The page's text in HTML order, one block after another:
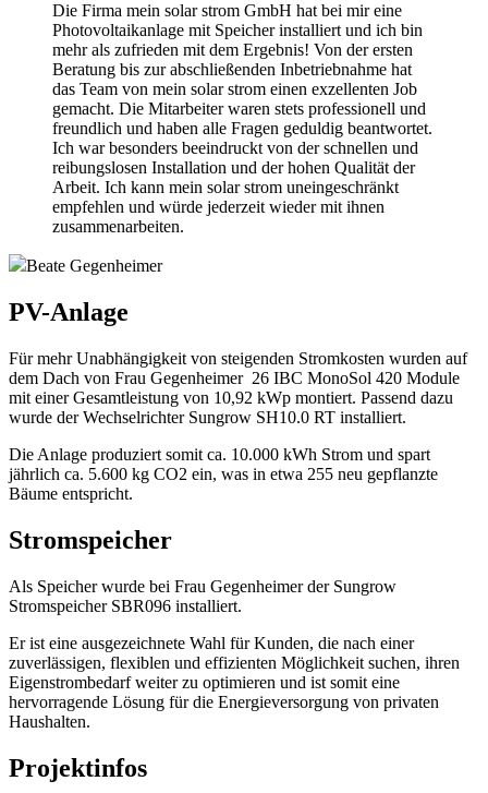
Die Firma mein solar strom GmbH hat bei mir eine
Photovoltaikanlage mit Speicher installiert und ich bin
mehr als zufrieden mit dem Ergebnis! Von der ersten
Beratung bis zur abschließenden Inbetriebnahme hat
das Team von mein solar strom einen exzellenten Job
gemacht. Die Mitarbeiter waren stets professionell und
freundlich und haben alle Fragen geduldig beantwortet.
Ich war besonders beeindruckt von der schnellen und
reibungslosen Installation und der hohen Qualität der
Arbeit. Ich kann mein solar strom uneingeschränkt
empfehlen und würde jederzeit wieder mit ihnen
zusammenarbeiten.
Beate Gegenheimer
PV-Anlage
Für mehr Unabhängigkeit von steigenden Stromkosten wurden auf
dem Dach von Frau Gegenheimer 26 IBC MonoSol 420 Module
mit einer Gesamtleistung von 10,92 kWp montiert. Passend dazu
wurde der Wechselrichter Sungrow SH10.0 RT installiert.
Die Anlage produziert somit ca. 10.000 kWh Strom und spart
jährlich ca. 5.600 kg CO2 ein, was in etwa 255 neu gepflanzte
Bäume entspricht.
Stromspeicher
Als Speicher wurde bei Frau Gegenheimer der Sungrow
Stromspeicher SBR096 installiert.
Er ist eine ausgezeichnete Wahl für Kunden, die nach einer
zuverlässigen, flexiblen und effizienten Möglichkeit suchen, ihren
Eigenstrombedarf weiter zu optimieren und ist somit eine
hervorragende Lösung für die Energieversorgung von privaten
Haushalten.
Projektinfos